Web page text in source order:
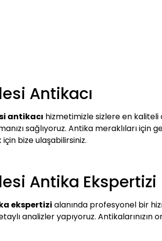
Antikacı
antikacı hizmetimizle sizlere en kaliteli
sağlıyoruz. Antika meraklıları için
bize ulaşabilirsiniz.
Antika Ekspertizi
ekspertizi alanında profesyonel bir
analizler yapıyoruz. Antikalarınızın